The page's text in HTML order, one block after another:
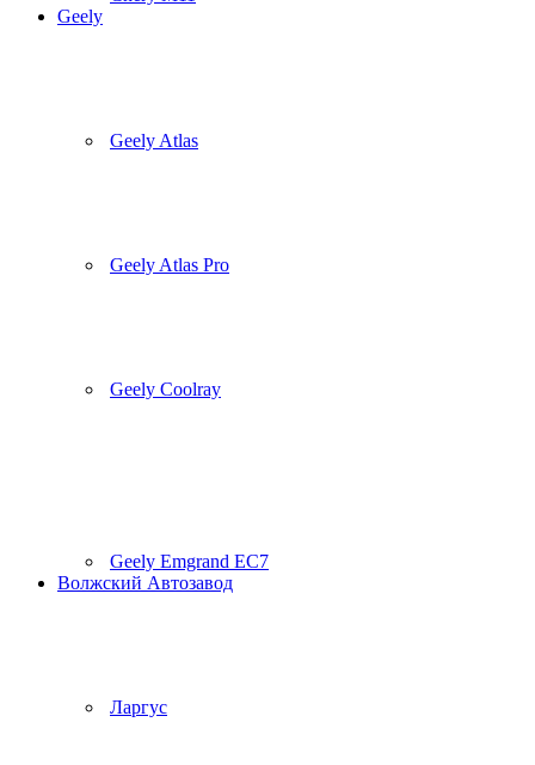
Geely
Geely Atlas
Geely Atlas Pro
Geely Coolray
Geely Emgrand EC7
Волжский Автозавод
Ларгус